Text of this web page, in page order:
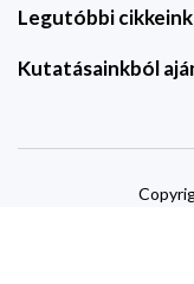
Legutóbbi cikkeink
Kutatásainkból